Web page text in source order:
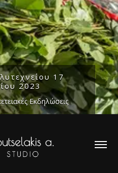
17
2023
Εκδηλώσεις